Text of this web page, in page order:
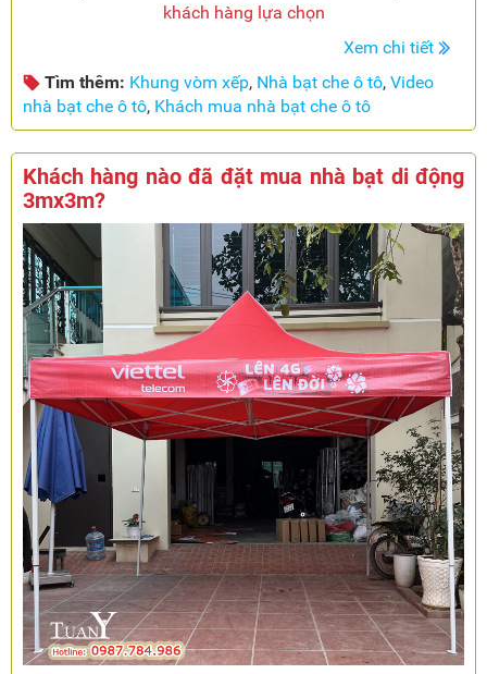
khách hàng lựa chọn
Xem chi tiết
Tìm thêm: Khung vòm xếp, Nhà bạt che ô tô, Video
nhà bạt che ô tô, Khách mua nhà bạt che ô tô
Khách hàng nào đã đặt mua nhà bạt di động
3mx3m?